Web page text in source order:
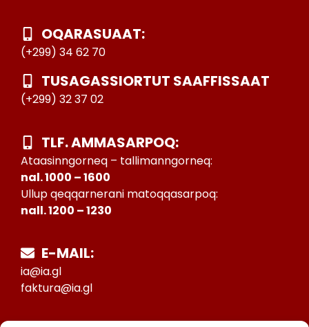
OQARASUAAT:
(+299) 34 62 70
TUSAGASSIORTUT SAAFFISSAAT
(+299) 32 37 02
TLF. AMMASARPOQ:
Ataasinngorneq – tallimanngorneq:
nal. 1000 – 1600
Ullup qeqqarnerani matoqqasarpoq:
nall. 1200 – 1230
E-MAIL:
ia@ia.gl
faktura@ia.gl